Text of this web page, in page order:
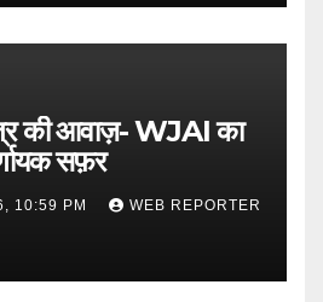
की आवाज़- WJAI का
सफ़र
10:59 PM WEB REPORTER